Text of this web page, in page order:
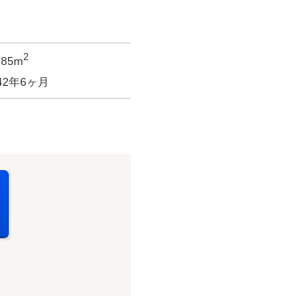
2
年6ヶ月